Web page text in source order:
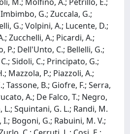
G.; Zuccala, G.;
G.; Volpini, A.; Lucente, D.;
Zucchelli, A.; Picardi, A.;
P.; Dell'Unto, C.; Bellelli, G.;
Sidoli, C.; Principato, G.;
Mazzola, P.; Piazzoli, A.;
Tassone, B.; Giofre, F.; Serra,
A.; De Falco, T.; Negro,
Squintani, G. L.; Randi, M.
I.; Bogoni, G.; Rabuini, M. V.;